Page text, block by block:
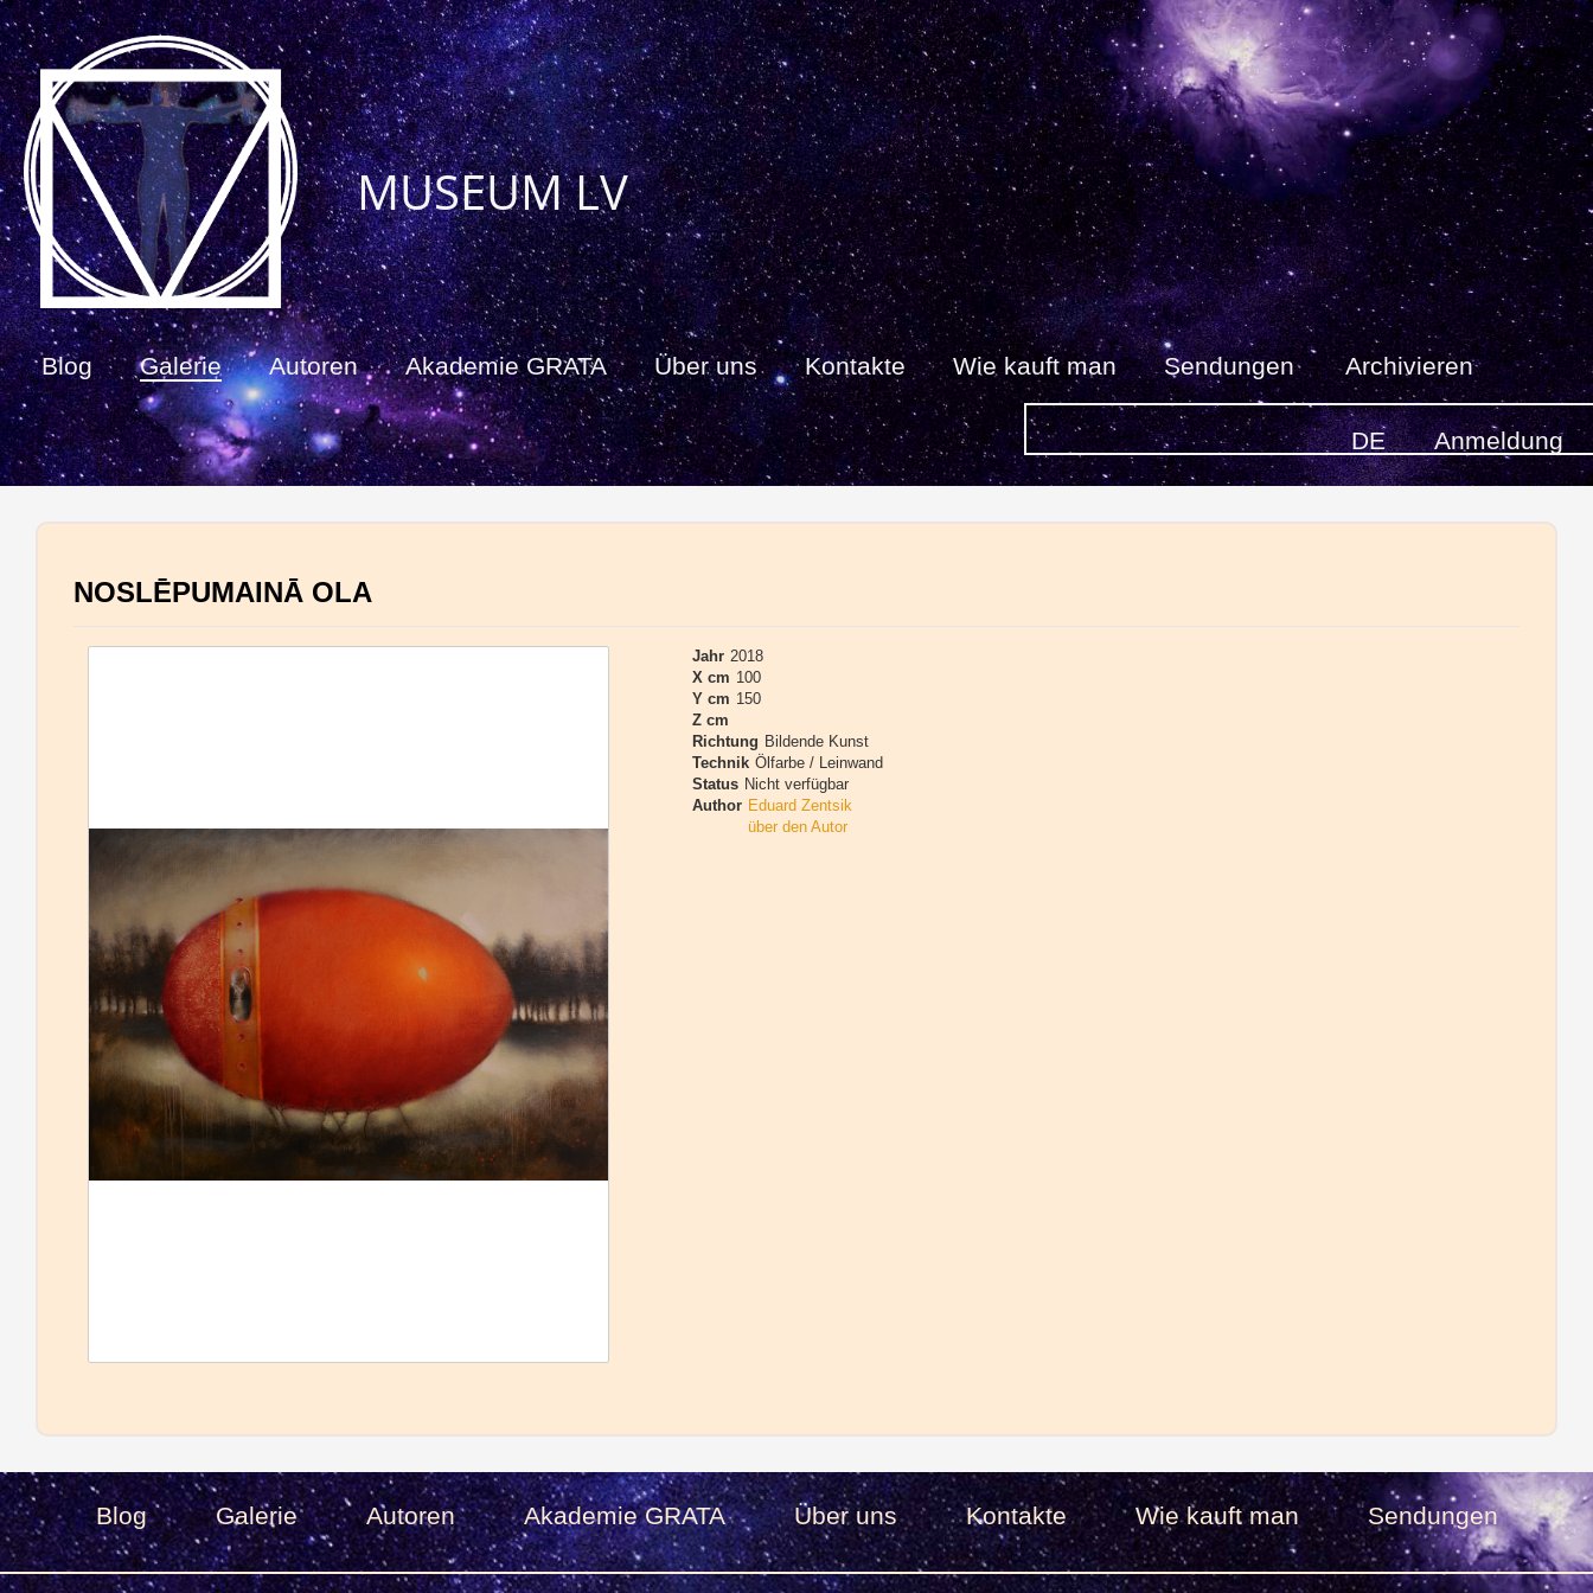
Blog Galerie Autoren Akademie GRATA Über uns Kontakte Wie kauft man Sendungen Archivieren
Anmeldung
DE
MUSEUM LV
NOSLĒPUMAINĀ OLA
Jahr 2018
X cm 100
Y cm 150
Z cm
Richtung Bildende Kunst
Technik Ölfarbe / Leinwand
Status Nicht verfügbar
Author Eduard Zentsik
über den Autor
Blog Galerie Autoren Akademie GRATA Über uns Kontakte Wie kauft man Sendungen